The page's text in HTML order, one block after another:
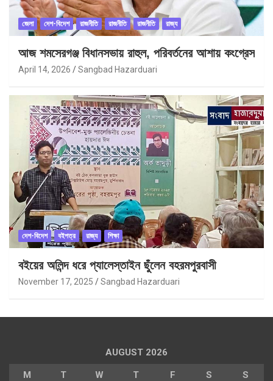
জেলা দেশ-বিদেশ রাজনীতি রাজনীতি রাজনীতি রাজ্য
আজ শমসেরগঞ্জ বিধানসভায় রাহুল, পরিবর্তনের আশায় কংগ্রেস
April 14, 2026 Sangbad Hazarduari
দেশ-বিদেশ বইপত্র রাজ্য শিক্ষা
বইয়ের অলিন্দ ধরে প্যালেস্তাইন ছুঁলেন বহরমপুরবাসী
November 17, 2025 Sangbad Hazarduari
AUGUST 2026
M T W T F S S